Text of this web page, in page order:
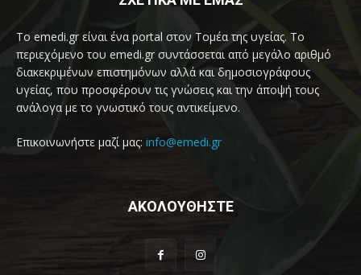
Το emedi.gr είναι ένα portal στον Τομέα της υγείας. Το
περιεχόμενο του emedi.gr συντάσσεται από μεγάλο αριθμό
διακεκριμένων επιστημόνων αλλά και δημοσιογράφους
υγείας, που προσφέρουν τις γνώσεις και την άποψή τους
ανάλογα με το γνωστικό τους αντικείμενο.
Επικοινωνήστε μαζί μας: info@emedi.gr
ΑΚΟΛΟΥΘΗΣΤΕ